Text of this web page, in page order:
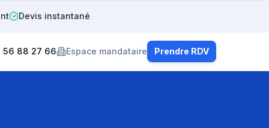
Devis instantané
56 88 27 66 Espace mandataire Prendre RDV